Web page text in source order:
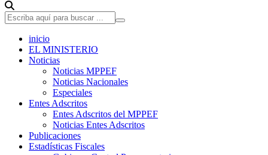
inicio
EL MINISTERIO
Noticias
Noticias MPPEF
Noticias Nacionales
Especiales
Entes Adscritos
Entes Adscritos del MPPEF
Noticias Entes Adscritos
Publicaciones
Estadísticas Fiscales